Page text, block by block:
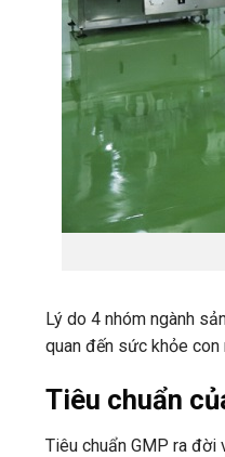
Lý do 4 nhóm ngành
quan đến sức khỏe con
Tiêu chuẩn
Tiêu chuẩn GMP ra